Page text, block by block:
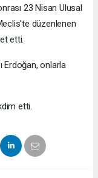
23 Nisan Ulusal
düzenlenen
etti.
Erdoğan, onlarla
etti.